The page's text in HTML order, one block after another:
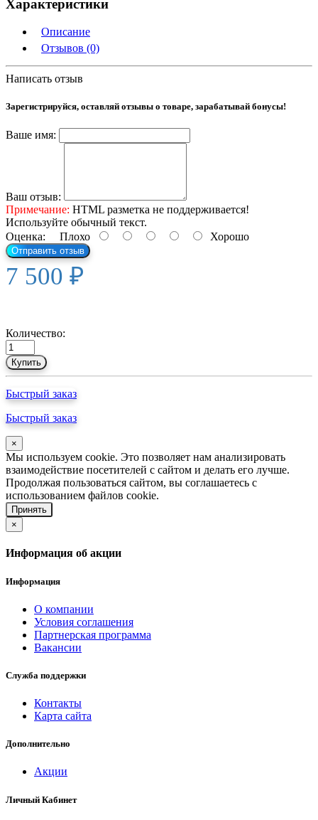
Характеристики
Описание
Отзывов (0)
Написать отзыв
Зарегистрируйся, оставляй отзывы о товаре, зарабатывай бонусы!
Ваше имя:
Ваш отзыв:
Примечание: HTML разметка не поддерживается!
Используйте обычный текст.
Оценка: Плохо Хорошо
Отправить отзыв
7 500 ₽
Количество:
Купить
Быстрый заказ
Быстрый заказ
×
Мы используем cookie. Это позволяет нам анализировать
взаимодействие посетителей с сайтом и делать его лучше.
Продолжая пользоваться сайтом, вы соглашаетесь с
использованием файлов cookie.
Принять
×
Информация об акции
Информация
О компании
Условия соглашения
Партнерская программа
Вакансии
Служба поддержки
Контакты
Карта сайта
Дополнительно
Акции
Личный Кабинет